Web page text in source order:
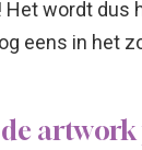
wordt dus
eens in het
de